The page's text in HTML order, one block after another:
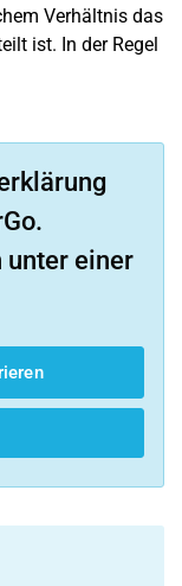
Verhältnis das
ist. In der Regel
unter einer